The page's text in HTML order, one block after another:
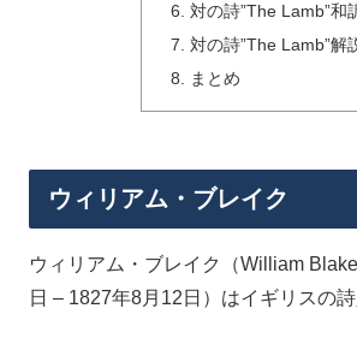
対の詩”The Lamb”和
対の詩”The Lamb”解
まとめ
ウィリアム・ブレイク
ウィリアム・ブレイク（William
日 – 1827年8月12日）はイギリスの詩